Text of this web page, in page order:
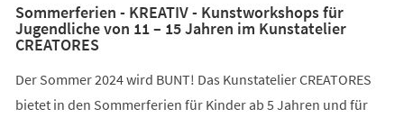
Sommerferien - KREATIV - Kunstworkshops für
Jugendliche von 11 – 15 Jahren im Kunstatelier
CREATORES
Der Sommer 2024 wird BUNT! Das Kunstatelier CREATORES
bietet in den Sommerferien für Kinder ab 5 Jahren und für